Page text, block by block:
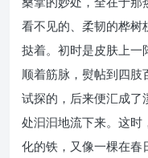
看不见的、柔韧的桦树
挞着。初时是皮肤上一
顺着筋脉，熨帖到四肢
试探的，后来便汇成了
处汩汩地流下来。这时
化的铁，又像一棵在春